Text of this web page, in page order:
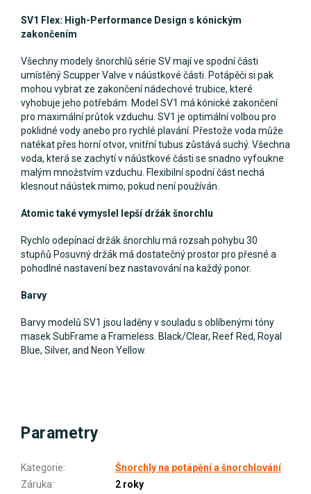
SV1 Flex: High-Performance Design s kónickým
zakončením
Všechny modely šnorchlů série SV mají ve spodní části
umístěný Scupper Valve v náústkové části. Potápěči si pak
mohou vybrat ze zakončení nádechové trubice, které
vyhobuje jeho potřebám. Model SV1 má kónické zakončení
pro maximální průtok vzduchu. SV1 je optimální volbou pro
poklidné vody anebo pro rychlé plavání. Přestože voda může
natékat přes horní otvor, vnitřní tubus zůstává suchý. Všechna
voda, která se zachytí v náústkové části se snadno vyfoukne
malým množstvím vzduchu. Flexibilní spodní část nechá
klesnout náústek mimo, pokud není používán.
Atomic také vymyslel lepší držák šnorchlu
Rychlo odepínací držák šnorchlu má rozsah pohybu 30
stupňů Posuvný držák má dostatečný prostor pro přesné a
pohodlné nastavení bez nastavování na každý ponor.
Barvy
Barvy modelů SV1 jsou laděny v souladu s oblíbenými tóny
masek SubFrame a Frameless. Black/Clear, Reef Red, Royal
Blue, Silver, and Neon Yellow.
Parametry
Kategorie:
Šnorchly na potápění a šnorchlování
Záruka:
2 roky